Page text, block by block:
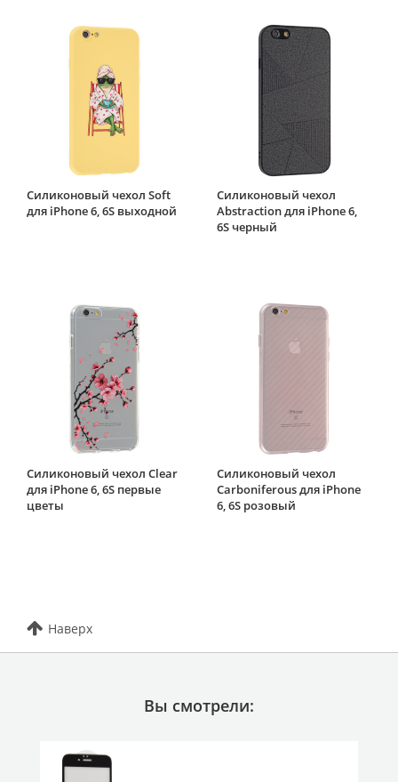
Силиконовый чехол Soft
для iPhone 6, 6S выходной
Силиконовый чехол
Abstraction для iPhone 6,
6S черный
Силиконовый чехол Clear
для iPhone 6, 6S первые
цветы
Силиконовый чехол
Carboniferous для iPhone
6, 6S розовый
Наверх
Вы смотрели: